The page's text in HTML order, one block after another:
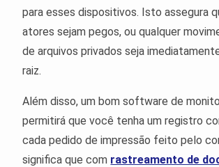
para esses dispositivos. Isto assegura
atores sejam pegos, ou qualquer
de arquivos privados seja
raiz.
Além disso, um bom software de
permitirá que você tenha um registro
cada pedido de impressão feito pelo
significa que com rastreamento de